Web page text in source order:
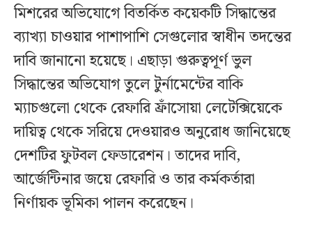
মিশরের অভিযোগে বিতর্কিত কয়েকটি সিদ্ধান্তের
ব্যাখ্যা চাওয়ার পাশাপাশি সেগুলোর স্বাধীন তদন্তের
দাবি জানানো হয়েছে। এছাড়া গুরুত্বপূর্ণ ভুল
সিদ্ধান্তের অভিযোগ তুলে টুর্নামেন্টের বাকি
ম্যাচগুলো থেকে রেফারি ফ্রাঁসোয়া লেটেক্সিয়েকে
দায়িত্ব থেকে সরিয়ে দেওয়ারও অনুরোধ জানিয়েছে
দেশটির ফুটবল ফেডারেশন। তাদের দাবি,
আর্জেন্টিনার জয়ে রেফারি ও তার কর্মকর্তারা
নির্ণায়ক ভূমিকা পালন করেছেন।